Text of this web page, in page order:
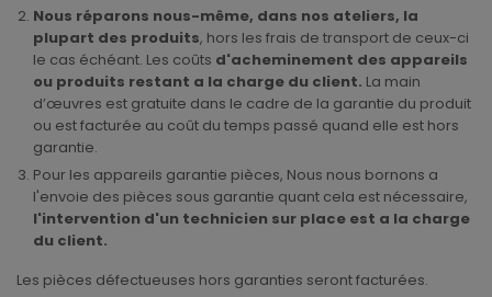
Nous réparons nous-même, dans nos ateliers, la
plupart des produits, hors les frais de transport de ceux-ci
le cas échéant. Les coûts d'acheminement des appareils
ou produits restant a la charge du client. La main
d’œuvres est gratuite dans le cadre de la garantie du produit
ou est facturée au coût du temps passé quand elle est hors
garantie.
Pour les appareils garantie pièces, Nous nous bornons a
l'envoie des pièces sous garantie quant cela est nécessaire,
l'intervention d'un technicien sur place est a la charge
du client.
Les pièces défectueuses hors garanties seront facturées.